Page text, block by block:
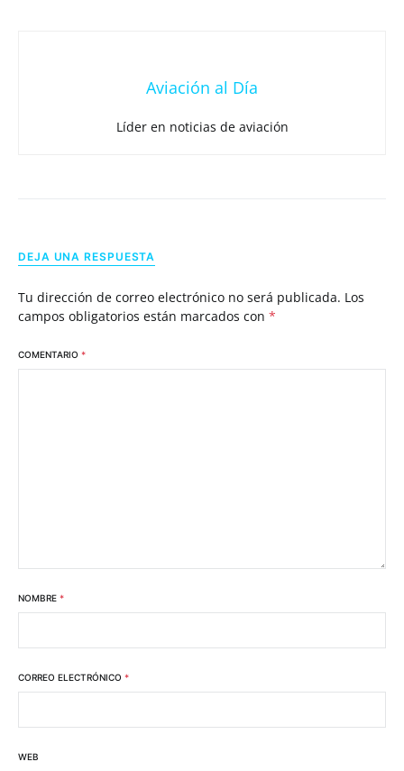
Aviación al Día
Líder en noticias de aviación
DEJA UNA RESPUESTA
Tu dirección de correo electrónico no será publicada. Los
campos obligatorios están marcados con *
COMENTARIO *
NOMBRE *
CORREO ELECTRÓNICO *
WEB